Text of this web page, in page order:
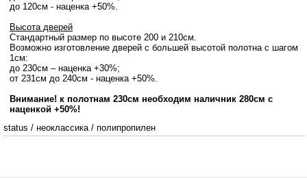
до 120см - наценка +50%.
Высота дверей
Стандартный размер по высоте 200 и 210см.
Возможно изготовление дверей с большей высотой полотна с шагом
1см:
до 230см – наценка +30%;
от 231см до 240см - наценка +50%.
Внимание! к полотнам 230см необходим наличник 280см с
наценкой +50%!
status / неоклассика/ полипропилен